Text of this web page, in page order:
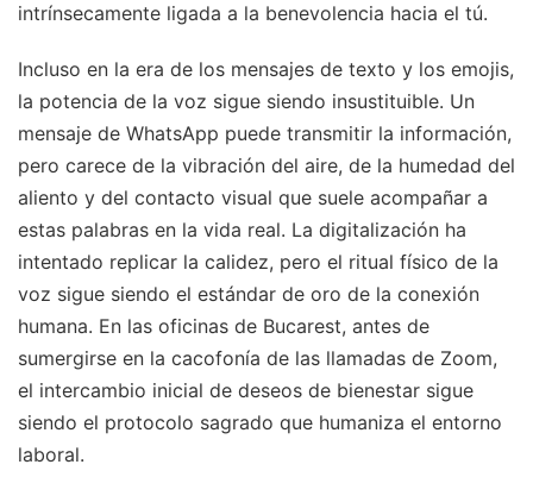
intrínsecamente ligada a la benevolencia hacia el tú.
Incluso en la era de los mensajes de texto y los emojis,
la potencia de la voz sigue siendo insustituible. Un
mensaje de WhatsApp puede transmitir la información,
pero carece de la vibración del aire, de la humedad del
aliento y del contacto visual que suele acompañar a
estas palabras en la vida real. La digitalización ha
intentado replicar la calidez, pero el ritual físico de la
voz sigue siendo el estándar de oro de la conexión
humana. En las oficinas de Bucarest, antes de
sumergirse en la cacofonía de las llamadas de Zoom,
el intercambio inicial de deseos de bienestar sigue
siendo el protocolo sagrado que humaniza el entorno
laboral.